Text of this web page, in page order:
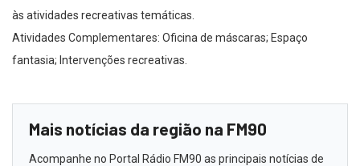
às atividades recreativas temáticas.
Atividades Complementares: Oficina de máscaras; Espaço
fantasia; Intervenções recreativas.
Mais notícias da região na FM90
Acompanhe no Portal Rádio FM90 as principais notícias de